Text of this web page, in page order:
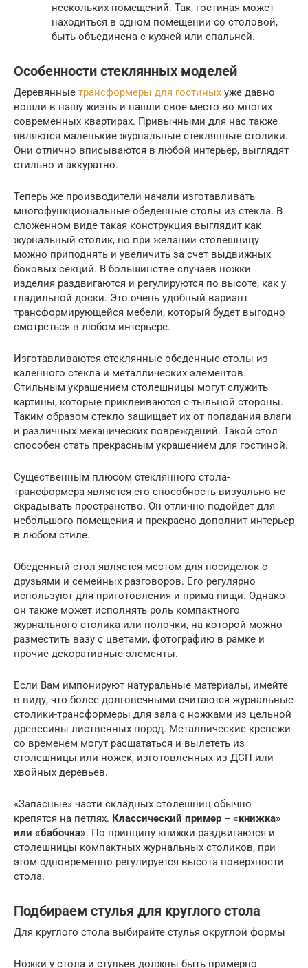
нескольких помещений. Так, гостиная может
находиться в одном помещении со столовой,
быть объединена с кухней или спальней.
Особенности стеклянных моделей
Деревянные трансформеры для гостиных уже давно
вошли в нашу жизнь и нашли свое место во многих
современных квартирах. Привычными для нас также
являются маленькие журнальные стеклянные столики.
Они отлично вписываются в любой интерьер, выглядят
стильно и аккуратно.
Теперь же производители начали изготавливать
многофункциональные обеденные столы из стекла. В
сложенном виде такая конструкция выглядит как
журнальный столик, но при желании столешницу
можно приподнять и увеличить за счет выдвижных
боковых секций. В большинстве случаев ножки
изделия раздвигаются и регулируются по высоте, как у
гладильной доски. Это очень удобный вариант
трансформирующейся мебели, который будет выгодно
смотреться в любом интерьере.
Изготавливаются стеклянные обеденные столы из
каленного стекла и металлических элементов.
Стильным украшением столешницы могут служить
картины, которые приклеиваются с тыльной стороны.
Таким образом стекло защищает их от попадания влаги
и различных механических повреждений. Такой стол
способен стать прекрасным украшением для гостиной.
Существенным плюсом стеклянного стола-
трансформера является его способность визуально не
скрадывать пространство. Он отлично подойдет для
небольшого помещения и прекрасно дополнит интерьер
в любом стиле.
Обеденный стол является местом для посиделок с
друзьями и семейных разговоров. Его регулярно
используют для приготовления и прима пищи. Однако
он также может исполнять роль компактного
журнального столика или полочки, на которой можно
разместить вазу с цветами, фотографию в рамке и
прочие декоративные элементы.
Если Вам импонируют натуральные материалы, имейте
в виду, что более долговечными считаются журнальные
столики-трансформеры для зала с ножками из цельной
древесины лиственных пород. Металлические крепежи
со временем могут расшататься и вылететь из
столешницы или ножек, изготовленных из ДСП или
хвойных деревьев.
«Запасные» части складных столешниц обычно
крепятся на петлях. Классический пример – «книжка»
или «бабочка». По принципу книжки раздвигаются и
столешницы компактных журнальных столиков, при
этом одновременно регулируется высота поверхности
стола.
Подбираем стулья для круглого стола
Для круглого стола выбирайте стулья округлой формы
Ножки у стола и стульев должны быть примерно